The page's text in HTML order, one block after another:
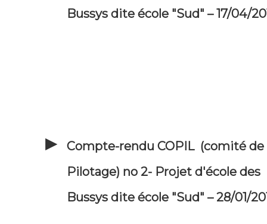
Bussys dite école "Sud" – 17/04/
Compte-rendu COPIL (comité de
Pilotage) no 2- Projet d'école des
Bussys dite école "Sud" – 28/01/